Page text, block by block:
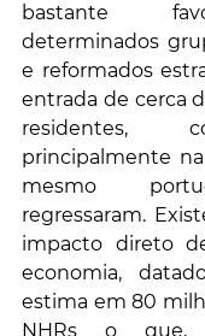
bastante
determinados
e reformados
entrada de cerca
residentes,
principalmente
mesmo
regressaram.
impacto direto
economia,
estima em 80
NHRs o que,